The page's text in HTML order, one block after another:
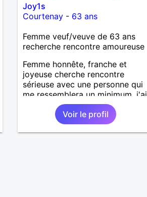
Joy1s
Courtenay - 63 ans
Femme veuf/veuve de 63 ans
recherche rencontre amoureuse
Femme honnête, franche et
joyeuse cherche rencontre
sérieuse avec une personne qui
me ressemblera un minimum. j'ai
des défauts comme tout le
monde et souhaite une vie
sereine dans une relation sur du
long terme.
Voir le profil